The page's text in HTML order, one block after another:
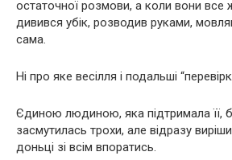
остаточної розмови, а коли вони все
дивився убік, розводив руками,
сама.
Ні про яке весілля і подальші
Єдиною людиною, яка підтримала її,
засмутилась трохи, але відразу
доньці зі всім впоратись.